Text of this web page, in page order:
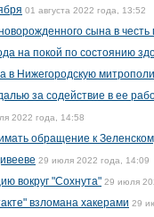
01 августа 2022 года, 13:52
сына в
на покой по состоянию
в Нижегородскую
за содействие в ее
2022 года, 14:58
обращение к
29 июля 2022 года, 14:09
вокруг "Сохнута" 29 июля
взломана хакерами 29